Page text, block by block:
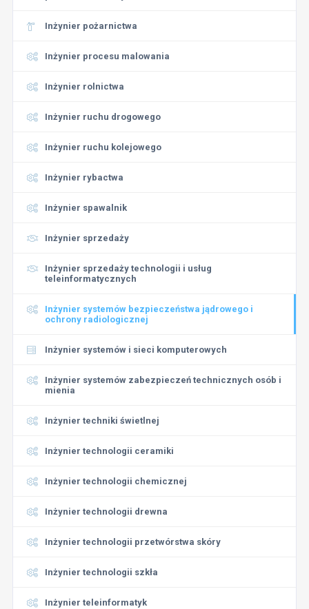
Inżynier pożarnictwa
Inżynier procesu malowania
Inżynier rolnictwa
Inżynier ruchu drogowego
Inżynier ruchu kolejowego
Inżynier rybactwa
Inżynier spawalnik
Inżynier sprzedaży
Inżynier sprzedaży technologii i usług
teleinformatycznych
Inżynier systemów bezpieczeństwa jądrowego i
ochrony radiologicznej
Inżynier systemów i sieci komputerowych
Inżynier systemów zabezpieczeń technicznych osób i
mienia
Inżynier techniki świetlnej
Inżynier technologii ceramiki
Inżynier technologii chemicznej
Inżynier technologii drewna
Inżynier technologii przetwórstwa skóry
Inżynier technologii szkła
Inżynier teleinformatyk